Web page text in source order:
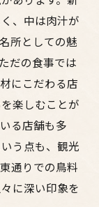
、中は肉汁が
所としての魅
だの食事では
にこだわる店
楽しむことが
る店舗も多
う点も、観光
通りでの鳥料
に深い印象を